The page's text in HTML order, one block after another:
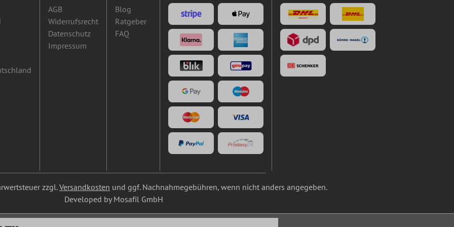
AGB
Widerrufsrecht
Datenschutz
Impressum
Blog
Ratgeber
FAQ
zzgl.Versandkosten und ggf. Nachnahmegebühren, wenn nicht anders angegeben.
Developed by Mosafil GmbH